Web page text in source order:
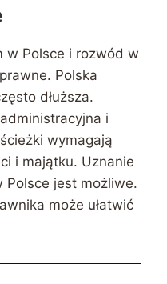
w Polsce i rozwód w
Polska
dłuższa.
i
wymagają
i majątku. Uznanie
Polsce jest możliwe.
może ułatwić